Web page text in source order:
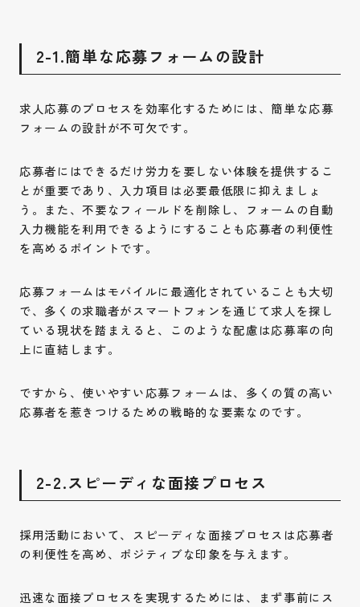
2-1.簡単な応募フォームの設計
求人応募のプロセスを効率化するためには、簡単な応募
フォームの設計が不可欠です。
応募者にはできるだけ労力を要しない体験を提供するこ
とが重要であり、入力項目は必要最低限に抑えましょ
う。また、不要なフィールドを削除し、フォームの自動
入力機能を利用できるようにすることも応募者の利便性
を高めるポイントです。
応募フォームはモバイルに最適化されていることも大切
で、多くの求職者がスマートフォンを通じて求人を探し
ている現状を踏まえると、このような配慮は応募率の向
上に直結します。
ですから、使いやすい応募フォームは、多くの質の高い
応募者を惹きつけるための戦略的な要素なのです。
2-2.スピーディな面接プロセス
採用活動において、スピーディな面接プロセスは応募者
の利便性を高め、ポジティブな印象を与えます。
迅速な面接プロセスを実現するためには、まず事前にス